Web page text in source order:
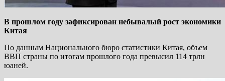
В прошлом году зафиксирован небывалый рост экономики
Китая
По данным Национального бюро статистики Китая, объем
ВВП страны по итогам прошлого года превысил 114 трлн
юаней.